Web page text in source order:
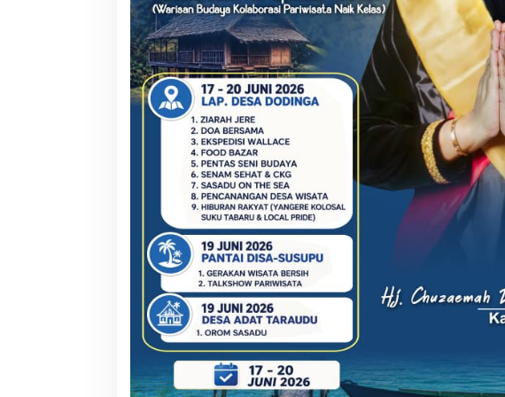
RSUD Tobelo Perluas Akses
Layanan Jantung Anak, Didukung
Alat Echocardiography Bantuan